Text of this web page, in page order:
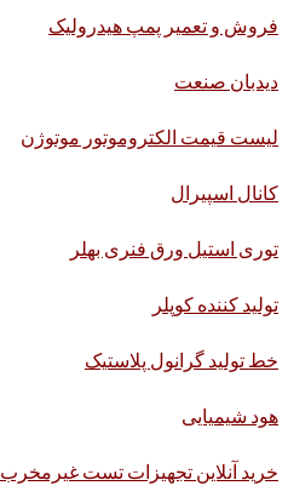
فروش و تعمیر پمپ هیدرولیک
دیدبان صنعت
لیست قیمت الکتروموتور موتوژن
کانال اسپیرال
توری استیل ورق فنری بهلر
تولید کننده کوپلر
خط تولید گرانول پلاستیک
هود شیمیایی
خرید آنلاین تجهیزات تست غیرمخرب NDT